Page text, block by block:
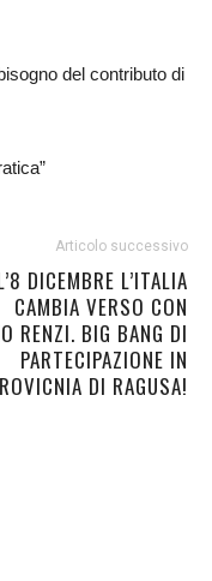
del contributo di
Articolo successivo
DICEMBRE L’ITALIA
CAMBIA VERSO CON
RENZI. BIG BANG DI
PARTECIPAZIONE IN
DI RAGUSA!